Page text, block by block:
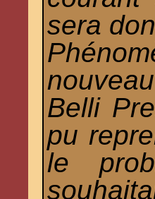
sera
Belli
pu
le